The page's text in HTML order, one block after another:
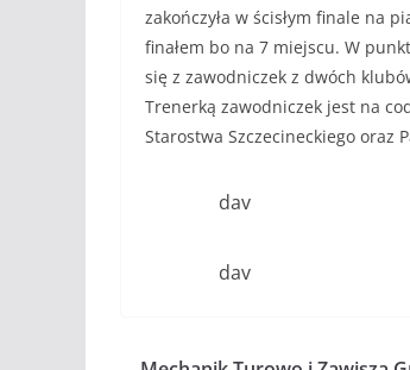
zakończyła w ścisłym finale na
finałem bo na 7 miejscu. W
się z zawodniczek z dwóch
Trenerką zawodniczek jest na
Starostwa Szczecineckiego oraz
dav
dav